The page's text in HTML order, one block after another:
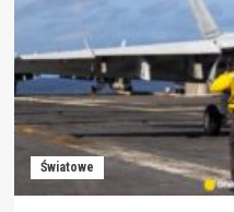
Światowe